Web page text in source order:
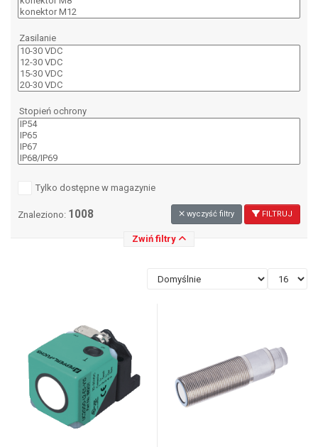
Zasilanie
Stopień ochrony
Tylko dostępne w magazynie
Znaleziono: 1008 wyczyść filtry FILTRUJ
Zwiń filtry